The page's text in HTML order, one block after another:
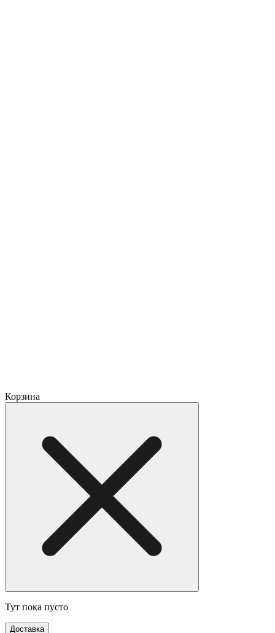
Корзина
Тут пока пусто
Доставка